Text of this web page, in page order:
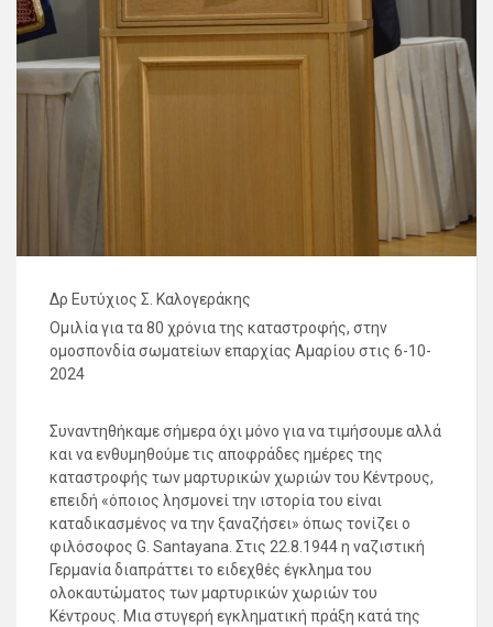
Δρ Ευτύχιος Σ. Καλογεράκης
Ομιλία για τα 80 χρόνια της καταστροφής, στην
ομοσπονδία σωματείων επαρχίας Αμαρίου στις 6-10-
2024
Συναντηθήκαμε σήμερα όχι μόνο για να τιμήσουμε αλλά
και να ενθυμηθούμε τις αποφράδες ημέρες της
καταστροφής των μαρτυρικών χωριών του Κέντρους,
επειδή «όποιος λησμονεί την ιστορία του είναι
καταδικασμένος να την ξαναζήσει» όπως τονίζει ο
φιλόσοφος G. Santayana. Στις 22.8.1944 η ναζιστική
Γερμανία διαπράττει το ειδεχθές έγκλημα του
ολοκαυτώματος των μαρτυρικών χωριών του
Κέντρους. Μια στυγερή εγκληματική πράξη κατά της